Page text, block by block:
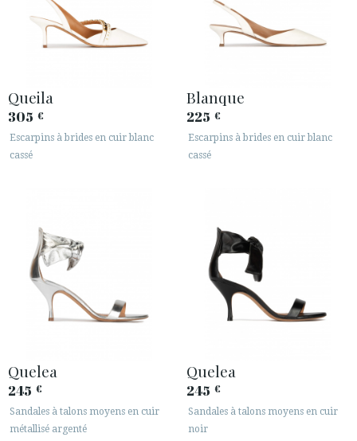
Queila
305 €
Escarpins à brides en cuir blanc
cassé
Blanque
225 €
Escarpins à brides en cuir blanc
cassé
Quelea
245 €
Sandales à talons moyens en cuir
métallisé argenté
Quelea
245 €
Sandales à talons moyens en cuir
noir